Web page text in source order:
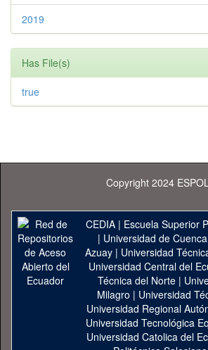
2019
Has File(s)
true
Copyright 2024
CEDIA| Escuela Superior
| Universidad de Cuenca
Azuay| Universidad
Universidad Central del
Técnica del Norte |
Milagro | Universidad
Universidad Regional
Universidad Tecnológica
Universidad Catolica del